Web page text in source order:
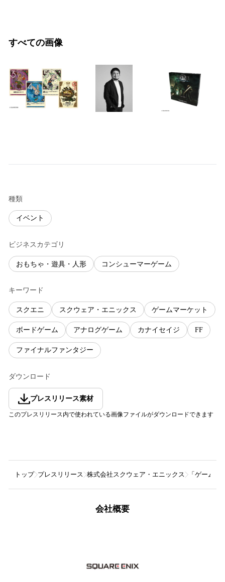
すべての画像
種類
イベント
ビジネスカテゴリ
おもちゃ・遊具・人形 コンシューマーゲーム
キーワード
スクエニ スクウェア・エニックス ゲームマーケット
ボードゲーム アナログゲーム カナイセイジ FF
ファイナルファンタジー
ダウンロード
プレスリリース素材
このプレスリリース内で使われている画像ファイルがダウンロードできます
トップ プレスリリース 株式会社スクウェア・エニックス 「ゲーム
会社概要